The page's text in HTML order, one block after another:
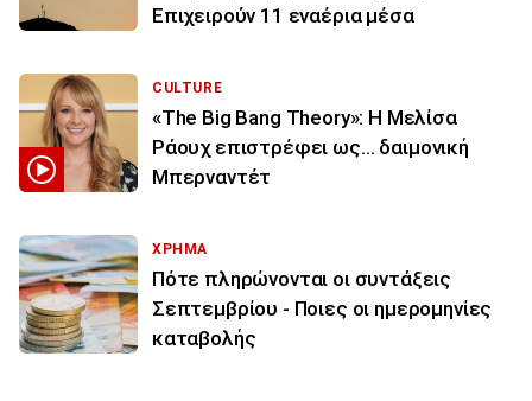
Επιχειρούν 11 εναέρια μέσα
CULTURE
«The Big Bang Theory»: Η Μελίσα
Ράουχ επιστρέφει ως… δαιμονική
Μπερναντέτ
ΧΡΗΜΑ
Πότε πληρώνονται οι συντάξεις
Σεπτεμβρίου - Ποιες οι ημερομηνίες
καταβολής